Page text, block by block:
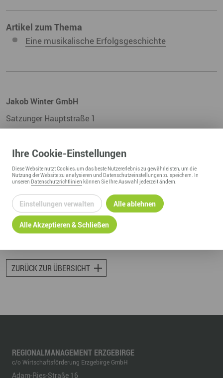
Artikel zum Thema
Eine musikalische Erfolgsgeschichte
Jakob Winter GmbH
Satzunger Hauptstraße 1
Fon :+49615263070
Email :support@jakob-winter.com
Web :www.jakob-winter.com
AKTUELLE STELLENANGEBOTE
ZURÜCK ZUR ÜBERSICHT
REGIONALMANAGEMENT ERZGEBIRGE
c/o Wirtschaftsförderung Erzgebirge GmbH
Adam-Ries-Straße 16
Ihre Cookie-Einstellungen
DieseWebsitenutzt Cookies, um das beste Nutzererlebnis zu gewährleisten, um die
Nutzung derWebsitezu analysieren und Datenschutzeinstellungen zu speichern. In
unseren Datenschutzrichtlinien können Sie Ihre Auswahl jederzeit ändern.
Einstellungen verwalten Alle ablehnen
Alle Akzeptieren & Schließen